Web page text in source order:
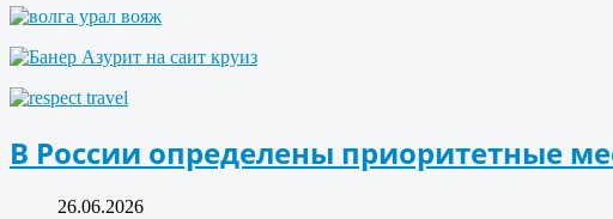
В России определены приоритетные
26.06.2026